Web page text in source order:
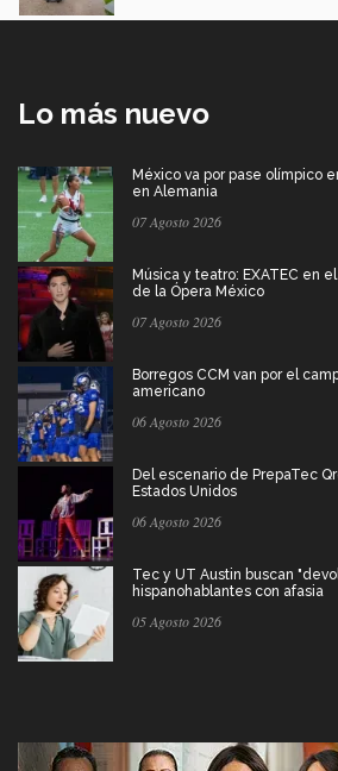
Lo más nuevo
México va por pase olímpico
en Alemania
07 Agosto 2026
Música y teatro: EXATEC en
de la Ópera México
07 Agosto 2026
Borregos CCM van por el
americano
06 Agosto 2026
Del escenario de PrepaTec
Estados Unidos
06 Agosto 2026
Tec y UT Austin buscan
hispanohablantes con afasia
05 Agosto 2026